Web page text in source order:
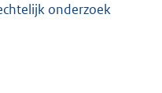
onderzoek